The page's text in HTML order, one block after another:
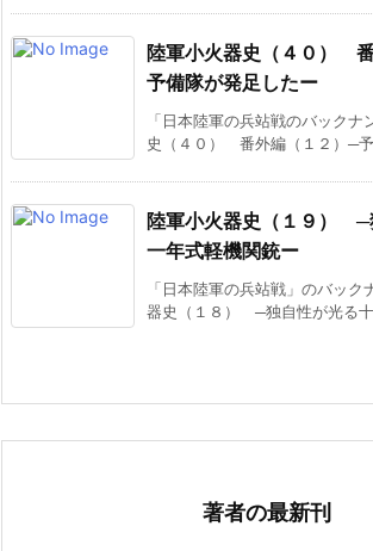
陸軍小火器史（４０）
予備隊が発足したー
「日本陸軍の兵站戦のバック
史（４０） 番外編（１２）─
陸軍小火器史（１９） ─
一年式軽機関銃ー
「日本陸軍の兵站戦」のバッ
器史（１８） ─独自性が光る
著者の最新刊